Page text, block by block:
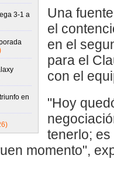
3-1 a
en
Una
el
en el
para el
con el
"Hoy
tenerlo;
momento",